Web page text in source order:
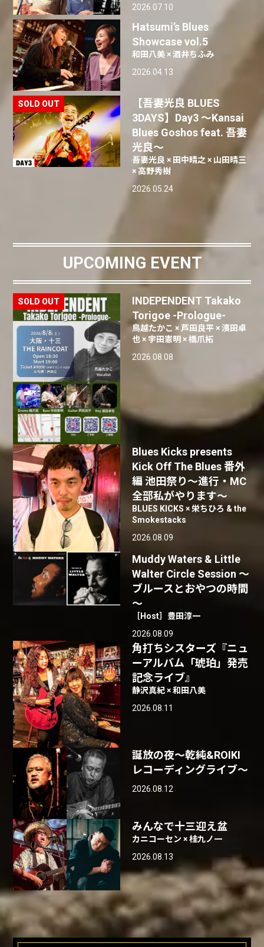
2026.07.10
Hatsumi’s Blues
Showcase vol.5
和田八美 × 酒井ちふみ
2026.04.13
【吾妻光良 BLUES
3DAYS】Day3 〜Kansai
Blues Goshos feat. 吾妻
光良〜
吾妻光良 × 田中晴之 × 山田晴三
× 高野秀樹
2026.05.24
UPCOMING EVENT
INDEPENDENT Takako
Torigoe -Prologue-
鳥越たかこ × 芦田良平 × 濱田卓
也 × 宇田憲明 × 橋爪拓
2026.08.08
Blues Kicks presents
Kick Off The Blues 番外
編 池田祭り〜進行・MC
全部私がやります〜
BLUES KICKS × 栄ちひろ & the
Smokestacks
2026.08.09
Muddy Waters & Little
Walter Circle Session ～
ブルースとおやつの時間
～
［Host］豊田淳一
2026.08.09
角打ちシスターズ『ニュ
ーアルバム「琥珀」発売
記念ライブ』
静沢真紀 × 和田八美
2026.08.11
誕放の夜〜乾純&ROIKI
レコーディングライブ〜
2026.08.12
みんなで十三迎え盆
カニコーセン × 桂九ノ一
2026.08.13